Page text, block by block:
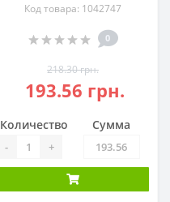
Код товара: 1042747
0
218.30 грн.
193.56 грн.
Количество
- +
Сумма